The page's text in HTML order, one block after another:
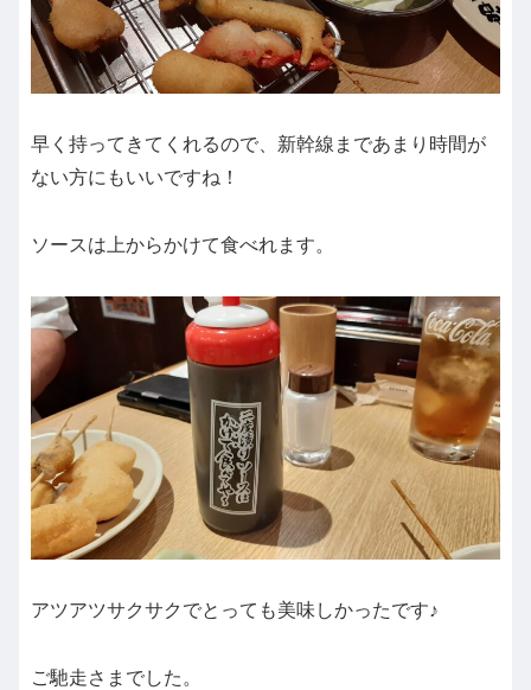
早く持ってきてくれるので、新幹線まであまり時間が
ない方にもいいですね！
ソースは上からかけて食べれます。
アツアツサクサクでとっても美味しかったです♪
ご馳走さまでした。